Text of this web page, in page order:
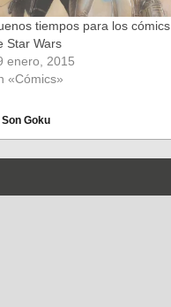
tiempos para los cómics
Star Wars
enero, 2015
«Cómics»
Son Goku